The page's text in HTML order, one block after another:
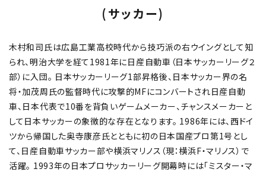
(サッカー)
木村和司氏は広島工業高校時代から技巧派の右ウイングとして知
られ、明治大学を経て1981年に日産自動車（日本サッカーリーグ２
部）に入団。 日本サッカーリーグ1部昇格後、日本サッカー界の名
将・加茂周氏の監督時代に攻撃的MFにコンバートされ日産自動
車、日本代表で10番を背負いゲームメーカー、チャンスメーカーと
して日本サッカーの象徴的な存在となります。 1986年には、西ドイ
ツから帰国した奥寺康彦氏とともに初の日本国産プロ第1号とし
て、日産自動車サッカー部や横浜マリノス（現：横浜F・マリノス）で
活躍。 1993年の日本プロサッカーリーグ開幕時には「ミスター・マ